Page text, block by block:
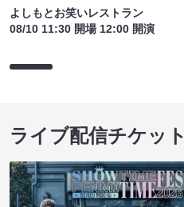
よしもとお笑いレストラン
08/10 11:30 開場 12:00 開演
ライブ配信チケット